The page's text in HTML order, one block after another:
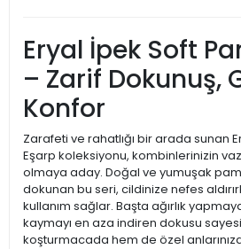
Eryal İpek Soft
– Zarif Dokunuş,
Konfor
Zarafeti ve rahatlığı bir arada sunan
Eşarp koleksiyonu, kombinlerinizin
olmaya aday. Doğal ve yumuşak
dokunan bu seri, cildinize nefes
kullanım sağlar. Başta ağırlık
kaymayı en aza indiren dokusu
koşturmacada hem de özel